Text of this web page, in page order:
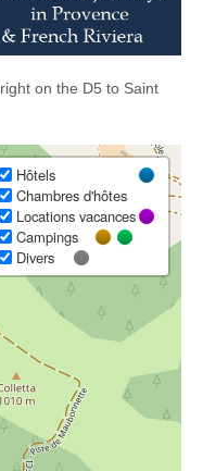
on the D5 to Saint
Hôtels
Chambres d'hôtes
Locations vacances
Campings
Divers